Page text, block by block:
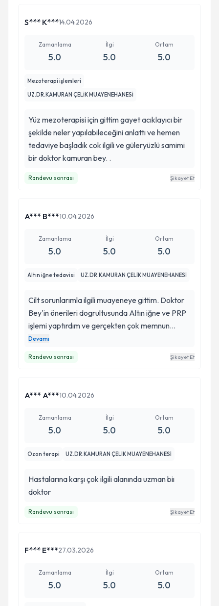
S*** K***14.04.2026
Zamanlama
5.0
İlgi
5.0
Ortam
5.0
Mezoterapi işlemleri
UZ.DR.KAMURAN ÇELİK MUAYENEHANESİ
Yüz mezoterapisi için gittim gayet acıklayıcı bir
şekilde neler yapılabileceğini anlattı ve hemen
tedaviye başladık cok ilgili ve güleryüzlü samimi
bir doktor kamuran bey. .
Randevu sonrası Şikayet Et
A*** B***10.04.2026
Zamanlama
5.0
İlgi
5.0
Ortam
5.0
Altın iğne tedavisi UZ.DR.KAMURAN ÇELİK MUAYENEHANESİ
Cilt sorunlarımla ilgili muayeneye gittim. Doktor
Bey'in önerileri dogrultusunda Altın iğne ve PRP
işlemi yaptırdım ve gerçekten çok memnun
kaldım. İşlem öncesinde detaylı bilgilendirme
Devamı
Randevu sonrası Şikayet Et
A*** A***10.04.2026
Zamanlama
5.0
İlgi
5.0
Ortam
5.0
Ozon terapi UZ.DR.KAMURAN ÇELİK MUAYENEHANESİ
Hastalarına karşı çok ilgili alanında uzman biı
doktor
Randevu sonrası Şikayet Et
F*** E***27.03.2026
Zamanlama
5.0
İlgi
5.0
Ortam
5.0